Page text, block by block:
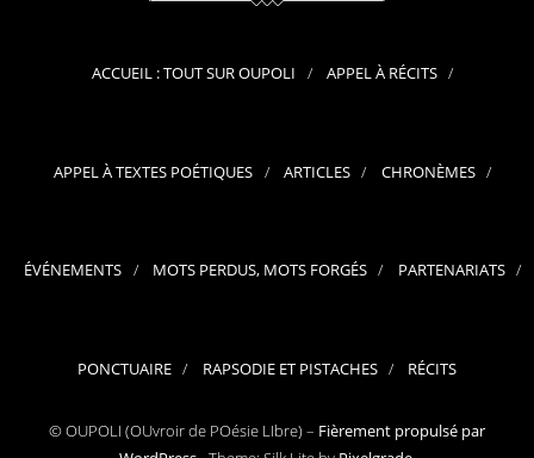
ACCUEIL : TOUT SUR OUPOLI APPEL À RÉCITS
APPEL À TEXTES POÉTIQUES ARTICLES CHRONÈMES
ÉVÉNEMENTS MOTS PERDUS, MOTS FORGÉS PARTENARIATS
PONCTUAIRE RAPSODIE ET PISTACHES RÉCITS
© OUPOLI (OUvroir de POésie LIbre) – Fièrement propulsé par